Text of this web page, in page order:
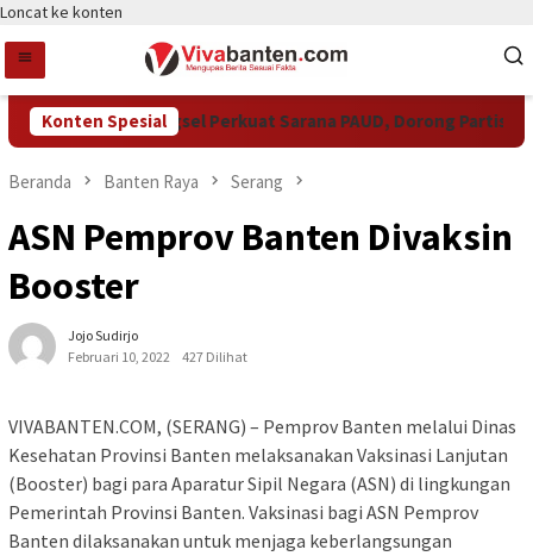
Loncat ke konten
Konten Spesial
Pemkot Tangsel Perkuat Sarana PAUD, Dorong Partisipasi
Beranda Banten Raya Serang
ASN Pemprov Banten Divaksin
Booster
Jojo Sudirjo
Februari 10, 2022
427 Dilihat
VIVABANTEN.COM, (SERANG) – Pemprov Banten melalui Dinas
Kesehatan Provinsi Banten melaksanakan Vaksinasi Lanjutan
(Booster) bagi para Aparatur Sipil Negara (ASN) di lingkungan
Pemerintah Provinsi Banten. Vaksinasi bagi ASN Pemprov
Banten dilaksanakan untuk menjaga keberlangsungan